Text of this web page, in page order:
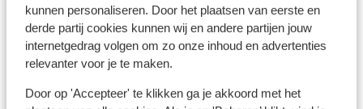
kunnen personaliseren. Door het plaatsen van eerste en
derde partij cookies kunnen wij en andere partijen jouw
internetgedrag volgen om zo onze inhoud en advertenties
relevanter voor je te maken.
Door op 'Accepteer' te klikken ga je akkoord met het
kilometer
Rustig gelegen
Ook interessant voor jou